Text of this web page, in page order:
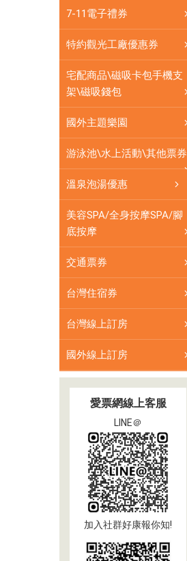
買
即
用
7-11電子禮券
特約觀光工廠優惠券
宅配商品\磁吸卡包手機支
架\磁吸錢包
國外主題樂園
游泳池\水上活動\其他票券
溫泉泡湯優惠
美容SPA/全身按摩SPA/腳
底按摩
交通票券
台灣住宿券
台灣線上訂房
國外線上訂房
愛票網線上客服
LINE＠
加入社群好康報你知!